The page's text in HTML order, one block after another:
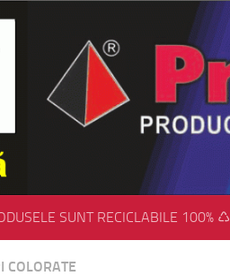
SUNT RECICLABILE 100% ♺
COLORATE